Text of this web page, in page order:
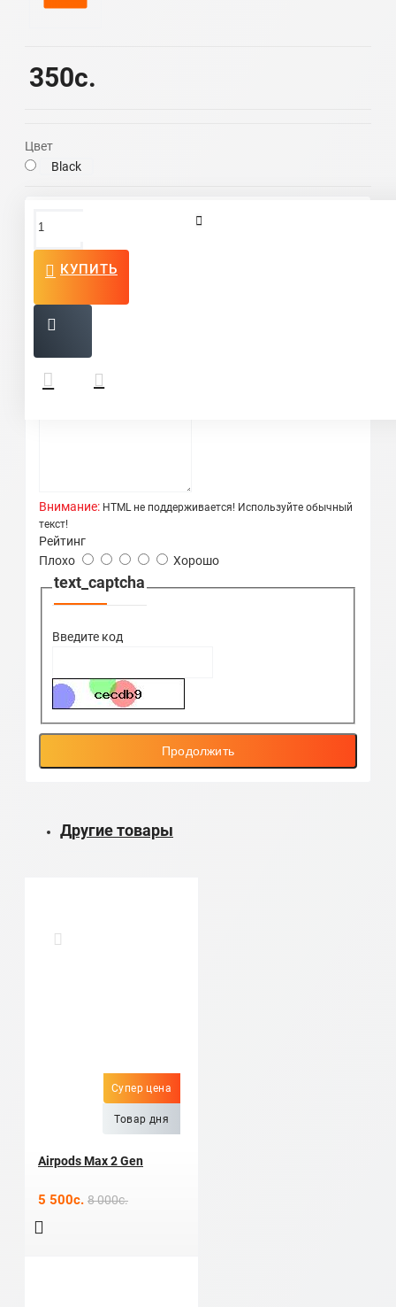
350c.
Цвет
Black
КУПИТЬ
Написать отзыв
Ваш отзыв
Внимание: HTML не поддерживается! Используйте обычный
текст!
Рейтинг
Плохо
Хорошо
text_captcha
Введите код
Продолжить
Другие товары
Супер цена
Товар дня
Airpods Max 2 Gen
5 500c. 8 000c.